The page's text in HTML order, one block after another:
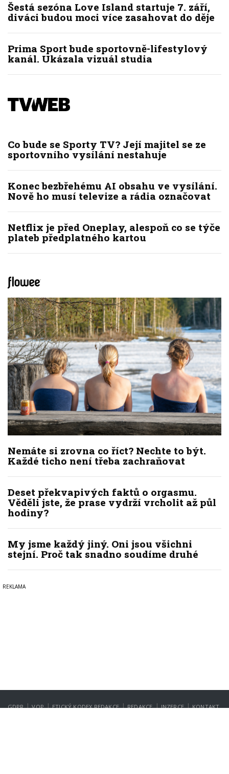
Šestá sezóna Love Island startuje 7. září,
diváci budou moci více zasahovat do děje
Prima Sport bude sportovně-lifestylový
kanál. Ukázala vizuál studia
Co bude se Sporty TV? Její majitel se ze
sportovního vysílání nestahuje
Konec bezbřehému AI obsahu ve vysílání.
Nově ho musí televize a rádia označovat
Netflix je před Oneplay, alespoň co se týče
plateb předplatného kartou
Nemáte si zrovna co říct? Nechte to být.
Každé ticho není třeba zachraňovat
Deset překvapivých faktů o orgasmu.
Věděli jste, že prase vydrží vrcholit až půl
hodiny?
My jsme každý jiný. Oni jsou všichni
stejní. Proč tak snadno soudíme druhé
GDPR | VOP | ETICKÝ KODEX REDAKCE | REDAKCE | INZERCE | KONTAKT